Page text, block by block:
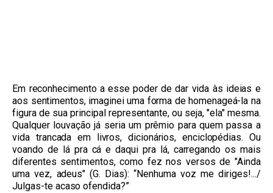
Em reconhecimento a esse poder de dar vida às ideias e
aos sentimentos, imaginei uma forma de homenageá-la na
figura de sua principal representante, ou seja, "ela" mesma.
Qualquer louvação já seria um prêmio para quem passa a
vida trancada em livros, dicionários, enciclopédias. Ou
voando de lá pra cá e daqui pra lá, carregando os mais
diferentes sentimentos, como fez nos versos de "Ainda
uma vez, adeus" (G. Dias): “Nenhuma voz me diriges!.../
Julgas-te acaso ofendida?”